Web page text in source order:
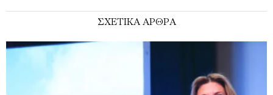
ΣΧΕΤΙΚΑ ΑΡΘΡΑ